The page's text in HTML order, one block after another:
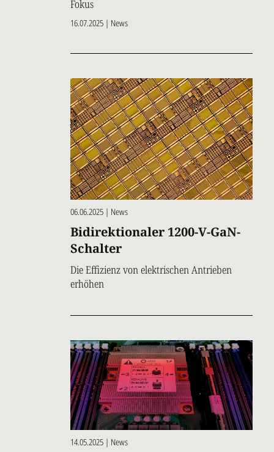
Fokus
16.07.2025 | News
06.06.2025 | News
Bidirektionaler 1200-V-GaN-
Schalter
Die Effizienz von elektrischen Antrieben
erhöhen
14.05.2025 | News